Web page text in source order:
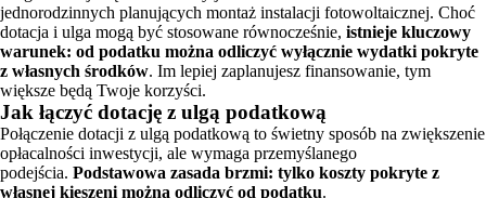
jednorodzinnych planujących montaż instalacji fotowoltaicznej. Choć
dotacja i ulga mogą być stosowane równocześnie, istnieje kluczowy
warunek: od podatku można odliczyć wyłącznie wydatki pokryte
z własnych środków. Im lepiej zaplanujesz finansowanie, tym
większe będą Twoje korzyści.
Jak łączyć dotację z ulgą podatkową
Połączenie dotacji z ulgą podatkową to świetny sposób na zwiększenie
opłacalności inwestycji, ale wymaga przemyślanego
podejścia. Podstawowa zasada brzmi: tylko koszty pokryte z
własnej kieszeni można odliczyć od podatku.